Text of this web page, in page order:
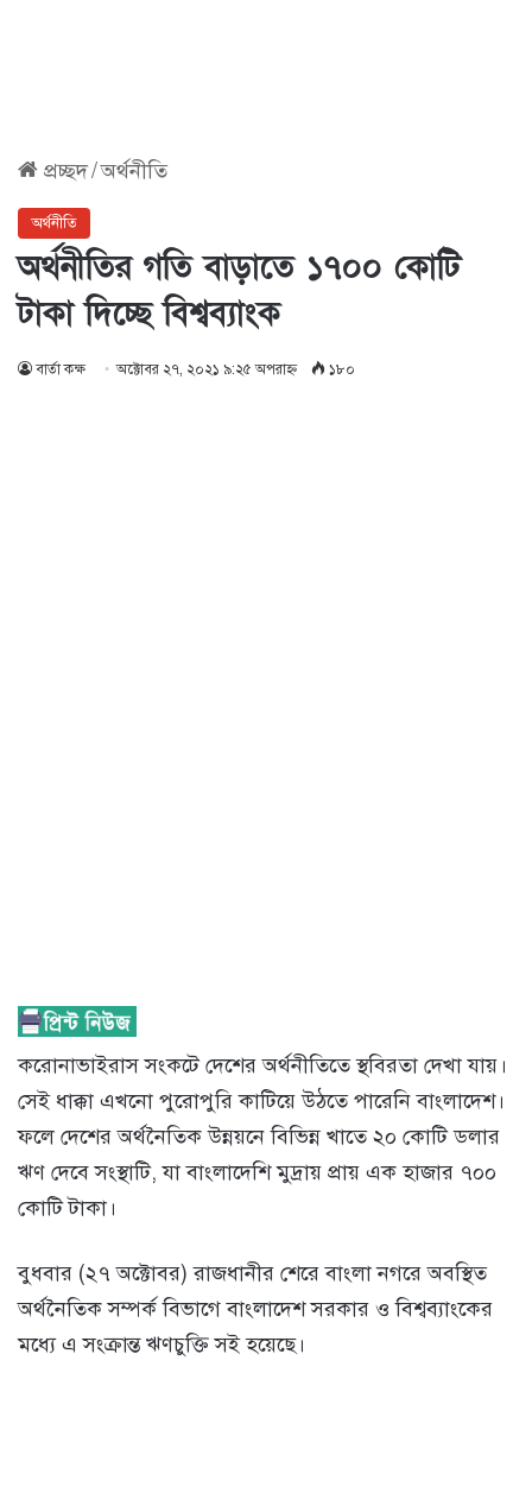
প্রচ্ছদ/অর্থনীতি
অর্থনীতি
অর্থনীতির গতি বাড়াতে ১৭০০ কোটি
টাকা দিচ্ছে বিশ্বব্যাংক
বার্তা কক্ষ অক্টোবর ২৭, ২০২১ ৯:২৫ অপরাহ্ণ ১৮০
করোনাভাইরাস সংকটে দেশের অর্থনীতিতে স্থবিরতা দেখা যায়।
সেই ধাক্কা এখনো পুরোপুরি কাটিয়ে উঠতে পারেনি বাংলাদেশ।
ফলে দেশের অর্থনৈতিক উন্নয়নে বিভিন্ন খাতে ২০ কোটি ডলার
ঋণ দেবে সংস্থাটি, যা বাংলাদেশি মুদ্রায় প্রায় এক হাজার ৭০০
কোটি টাকা।
বুধবার (২৭ অক্টোবর) রাজধানীর শেরে বাংলা নগরে অবস্থিত
অর্থনৈতিক সম্পর্ক বিভাগে বাংলাদেশ সরকার ও বিশ্বব্যাংকের
মধ্যে এ সংক্রান্ত ঋণচুক্তি সই হয়েছে।